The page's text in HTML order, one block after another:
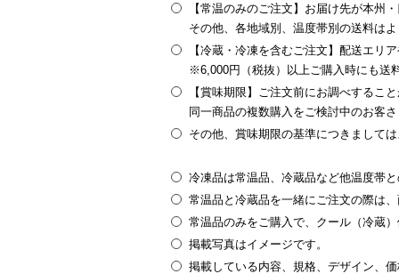
【常温のみのご注文】お届け先が本州
その他、各地域別、温度帯別の送料は
【冷蔵・冷凍を含むご注文】配送エリ
※6,000円（税抜）以上ご購入時にも送
【賞味期限】ご注文前にお調べすること
同一商品の複数購入をご検討中のお客
その他、賞味期限の基準につきまして
冷凍品は常温品、冷蔵品など他温度帯と
常温品と冷蔵品を一緒にご注文の際は
常温品のみをご購入で、クール（冷蔵
掲載写真はイメージです。
掲載している内容、規格、デザイン、